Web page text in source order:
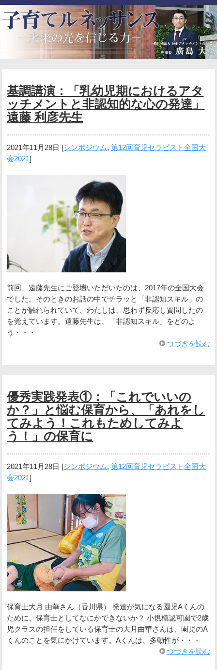
基調講演：「乳幼児期におけるアタ
ッチメントと非認知的な心の発達」
遠藤 利彦先生
2021年11月28日 [シンポジウム,第12回育児セラピスト全国大
会2021]
前回、遠藤先生にご登壇いただいたのは、2017年の全国大会
でした。そのときのお話の中でチラッと「非認知スキル」の
ことが触れられていて、わたしは、思わず反応し質問したの
を覚えています。遠藤先生は、「非認知スキル」をどのよ
う・・・
つづきを読む
優秀実践発表①：「これでいいの
か？」と悩む保育から、「あれをし
てみよう！これもためしてみよ
う！」の保育に
2021年11月28日 [シンポジウム,第12回育児セラピスト全国大
会2021]
保育士大月 由華さん（香川県） 発達が気になる園児Aくんの
ために、保育士としてなにかできないか？ 小規模認可園で2歳
児クラスの担任をしている保育士の大月由華さんは、園児のA
くんのことを気にかけています。Aくんは、多動性が・・・
つづきを読む